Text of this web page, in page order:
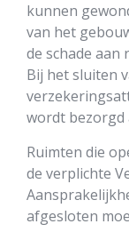
kunnen
van het
de schade
Bij het sluiten
wordt bezorgd
Ruimten die
de verplichte
afgesloten